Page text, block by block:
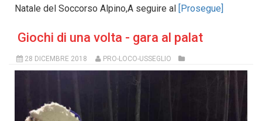
Natale del Soccorso Alpino,A seguire al [Prosegue]
Giochi di una volta - gara al palat
28 DICEMBRE 2018 PRO-LOCO-USSEGLIO